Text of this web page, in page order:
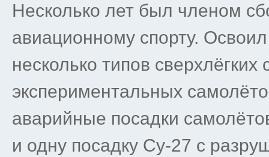
Несколько лет был членом
авиационному спорту.
несколько типов сверхлёгких
экспериментальных
аварийные посадки
и одну посадку Су-27 с